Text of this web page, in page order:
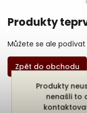
Produkty
nenašli to
Produkty
Můžete se ale
Zpět do obchodu
Copyright 2026